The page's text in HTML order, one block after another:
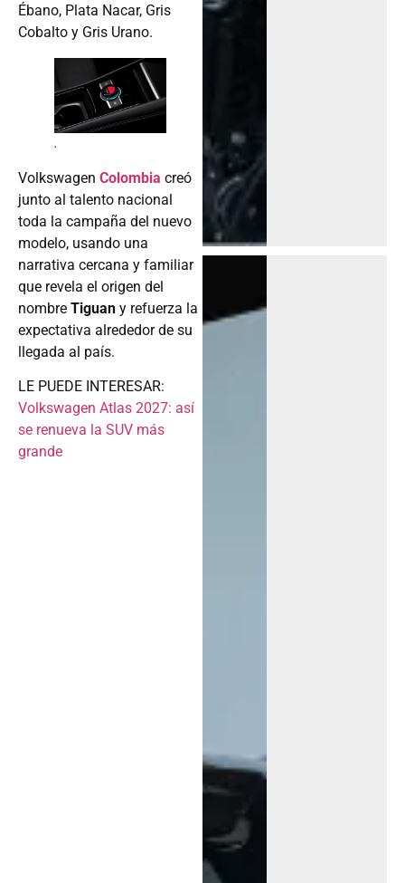
Ébano, Plata Nacar, Gris
Cobalto y Gris Urano.
.
Volkswagen Colombia creó
junto al talento nacional
toda la campaña del nuevo
modelo, usando una
narrativa cercana y familiar
que revela el origen del
nombre Tiguan y refuerza la
expectativa alrededor de su
llegada al país.
LE PUEDE INTERESAR:
Volkswagen Atlas 2027: así
se renueva la SUV más
grande